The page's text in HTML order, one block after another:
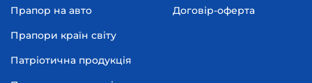
Прапор на авто
Прапори країн світу
Патріотична продукція
Договір-оферта